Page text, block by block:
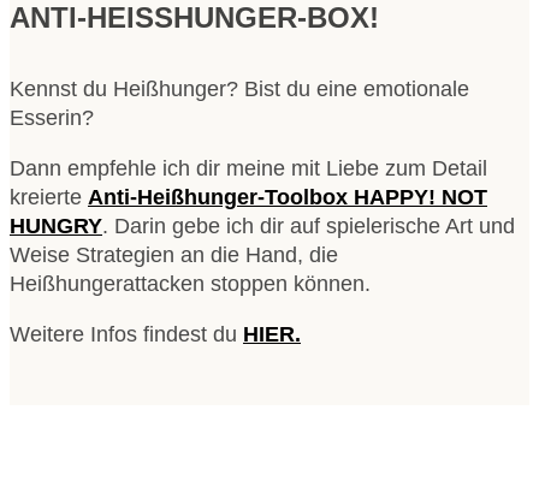
ANTI-HEISSHUNGER-BOX!
Kennst du Heißhunger? Bist du eine emotionale
Esserin?
Dann empfehle ich dir meine mit Liebe zum Detail
kreierte Anti-Heißhunger-Toolbox HAPPY! NOT
HUNGRY. Darin gebe ich dir auf spielerische Art und
Weise Strategien an die Hand, die
Heißhungerattacken stoppen können.
Weitere Infos findest du HIER.